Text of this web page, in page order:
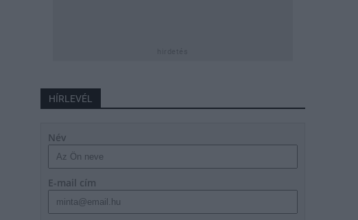
HÍRLEVÉL
Név
E-mail cím